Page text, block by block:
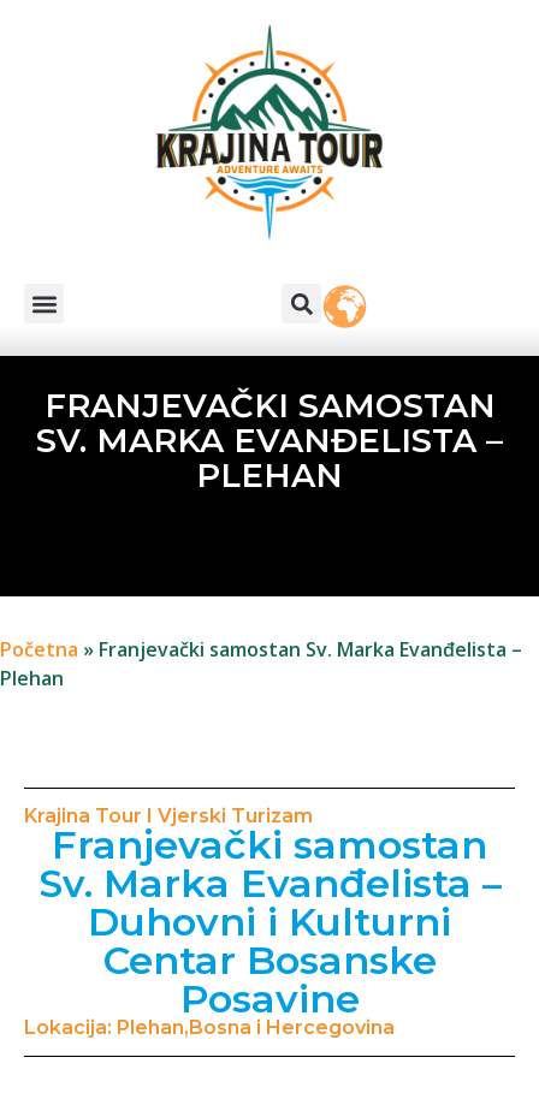
FRANJEVAČKI SAMOSTAN
SV. MARKA EVANĐELISTA –
PLEHAN
Početna » Franjevački samostan Sv. Marka Evanđelista –
Plehan
Krajina Tour I Vjerski Turizam
Franjevački samostan
Sv. Marka Evanđelista –
Duhovni i Kulturni
Centar Bosanske
Posavine
Lokacija: Plehan,Bosna i Hercegovina